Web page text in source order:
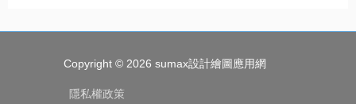
Copyright © 2026 sumax設計繪圖應用網
隱私權政策